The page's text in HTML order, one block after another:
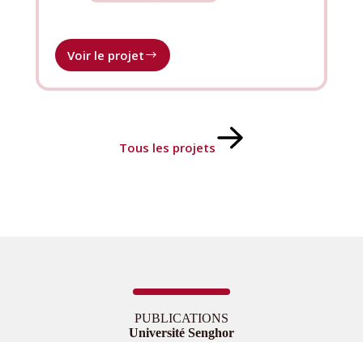
Voir le projetRenforcement
capacités
prévention
Tous les projets
PUBLICATIONS
Université Senghor